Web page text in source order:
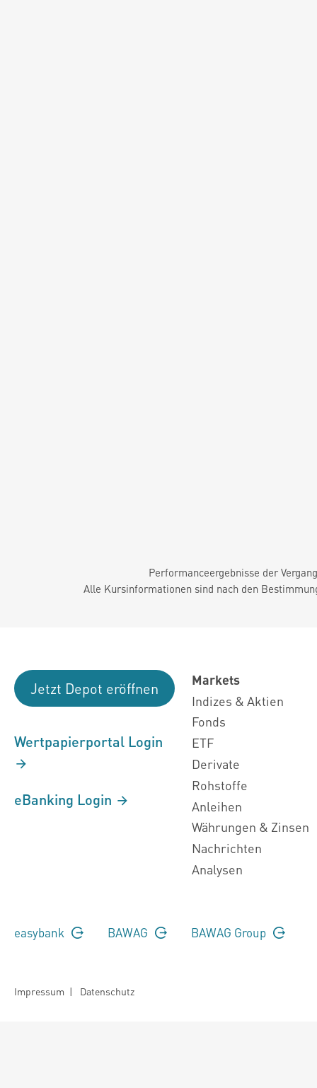
Performanceergebnisse der
Alle Kursinformationen sind nach den
Jetzt Depot eröffnen
Wertpapierportal Login
eBanking Login
Markets
Indizes & Aktien
Fonds
ETF
Derivate
Rohstoffe
Anleihen
Währungen & Zinsen
Nachrichten
Analysen
easybank BAWAG BAWAG Group
Impressum | Datenschutz